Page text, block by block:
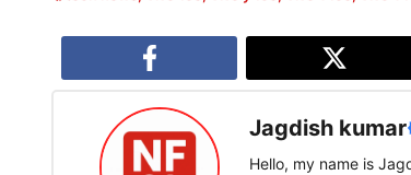
Jagdish kumar
Hello, my name is